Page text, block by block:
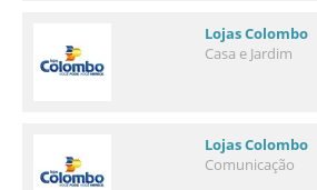
Lojas Colombo
Casa e Jardim
Lojas Colombo
Comunicação